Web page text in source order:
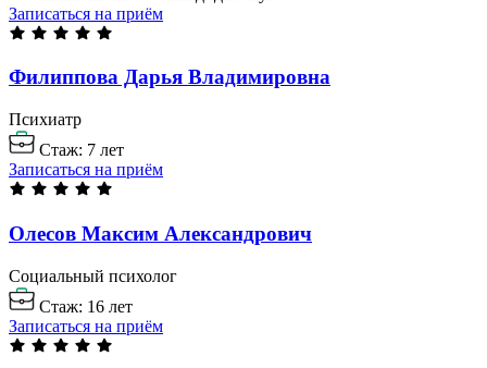
Записаться на приём
Филиппова Дарья Владимировна
Психиатр
Стаж: 7 лет
Записаться на приём
Олесов Максим Александрович
Социальный психолог
Стаж: 16 лет
Записаться на приём